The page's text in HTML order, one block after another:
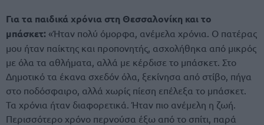
Για τα παιδικά χρόνια στη Θεσσαλονίκη και το
μπάσκετ: «Ήταν πολύ όμορφα, ανέμελα χρόνια. Ο πατέρας
μου ήταν παίκτης και προπονητής, ασχολήθηκα από μικρός
με όλα τα αθλήματα, αλλά με κέρδισε το μπάσκετ. Στο
Δημοτικό τα έκανα σχεδόν όλα, ξεκίνησα από στίβο, πήγα
στο ποδόσφαιρο, αλλά χωρίς πίεση επέλεξα το μπάσκετ.
Τα χρόνια ήταν διαφορετικά. Ήταν πιο ανέμελη η ζωή.
Περισσότερο χρόνο περνούσα έξω από το σπίτι, παρά